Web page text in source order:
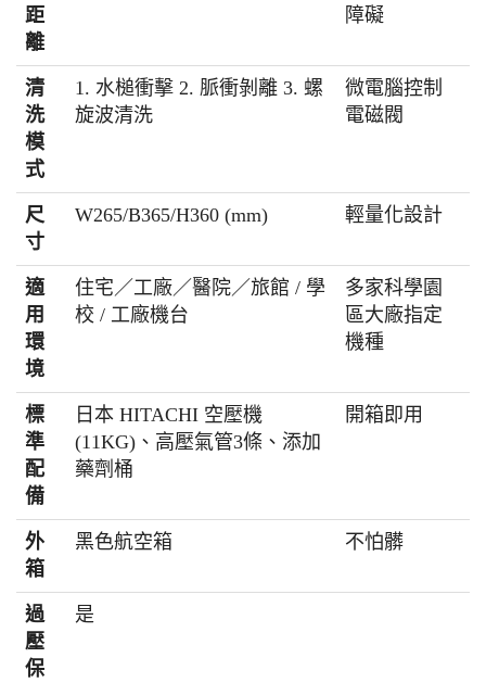
距
離
障礙
清
洗
模
式
1. 水槌衝擊 2. 脈衝剝離 3. 螺
旋波清洗
微電腦控制
電磁閥
尺
寸
W265/B365/H360 (mm) 輕量化設計
適
用
環
境
住宅／工廠／醫院／旅館 / 學
校 / 工廠機台
多家科學園
區大廠指定
機種
標
準
配
備
日本 HITACHI 空壓機
(11KG)、高壓氣管3條、添加
藥劑桶
開箱即用
外
箱
黑色航空箱 不怕髒
過
壓
保
是